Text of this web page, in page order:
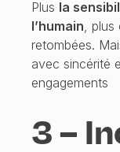
Plus la
l’humain ,
retombées.
avec sincérité
engagements
3 –